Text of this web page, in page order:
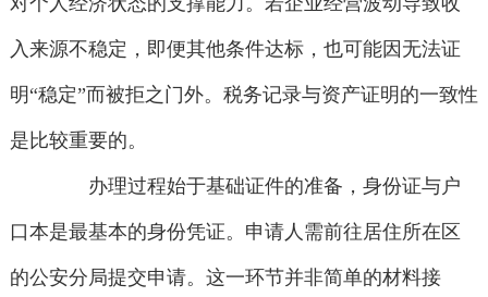
入来源不稳定，即便其他条件达标，也可能因无法证
明“稳定”而被拒之门外。税务记录与资产证明的一致性
是比较重要的。
办理过程始于基础证件的准备，身份证与户
口本是最基本的身份凭证。申请人需前往居住所在区
的公安分局提交申请。这一环节并非简单的材料接